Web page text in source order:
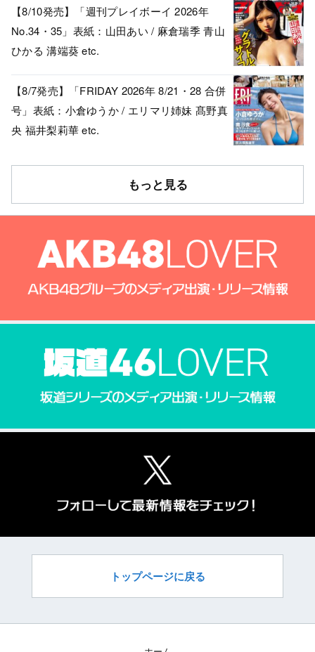
【8/10発売】「週刊プレイボーイ 2026年
No.34・35」表紙：山田あい / 麻倉瑞季 青山
ひかる 溝端葵 etc.
【8/7発売】「FRIDAY 2026年 8/21・28 合併
号」表紙：小倉ゆうか / エリマリ姉妹 髙野真
央 福井梨莉華 etc.
もっと見る
トップページに戻る